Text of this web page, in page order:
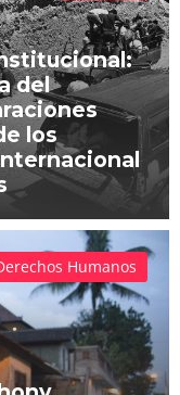
del
los
Humanos